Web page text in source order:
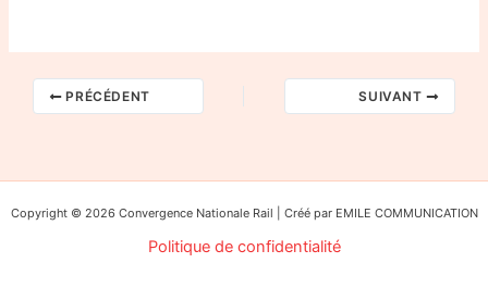
PRÉCÉDENT SUIVANT
Copyright © 2026 Convergence Nationale Rail | Créé par EMILE COMMUNICATION
Politique de confidentialité